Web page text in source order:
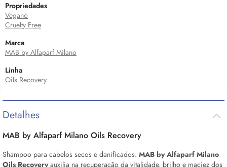
Propriedades
Vegano
Cruelty Free
Marca
MAB by Alfaparf Milano
Linha
Oils Recovery
Detalhes
MAB by Alfaparf Milano Oils Recovery
Shampoo para cabelos secos e danificados. MAB by Alfaparf Milano
Oils Recoveryauxilia na recuperação da vitalidade, brilho e maciez dos